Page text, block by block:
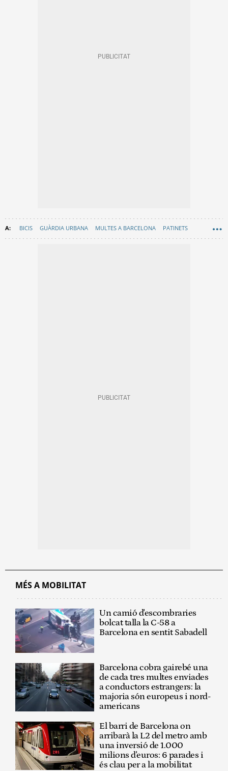
BICIS GUÀRDIA URBANA MULTES A BARCELONA PATINETS
MÉS A MOBILITAT
Un camió d'escombraries
bolcat talla la C-58 a
Barcelona en sentit Sabadell
Barcelona cobra gairebé una
de cada tres multes enviades
a conductors estrangers: la
majoria són europeus i nord-
americans
El barri de Barcelona on
arribarà la L2 del metro amb
una inversió de 1.000
milions d'euros: 6 parades i
és clau per a la mobilitat